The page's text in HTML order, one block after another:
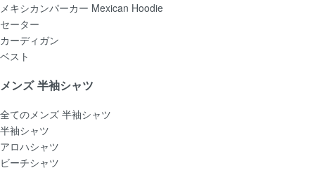
メキシカンパーカー Mexican Hoodie
セーター
カーディガン
ベスト
メンズ 半袖シャツ
全てのメンズ 半袖シャツ
半袖シャツ
アロハシャツ
ビーチシャツ